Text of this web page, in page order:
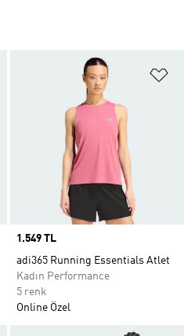
Favori Listesine Ekle
Price
1.549 TL
adi365 Running Essentials Atlet
Kadın Performance
5 renk
Online Özel